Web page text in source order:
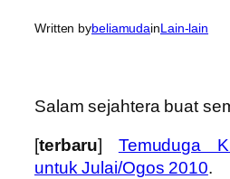
Written bybeliamudainLain-lain
Salam sejahtera buat
[terbaru] Temuduga
untuk Julai/Ogos 2010.